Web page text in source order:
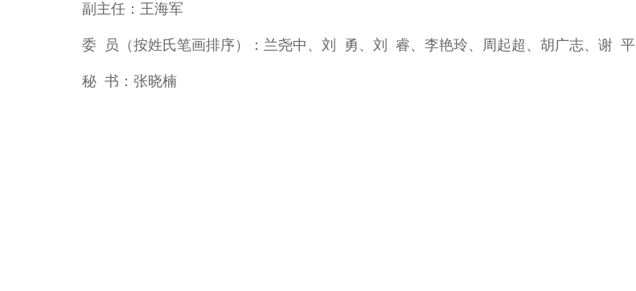
副主任 ：王海军
委 员 （按姓氏笔画排序）：兰尧中、刘 勇、刘 睿、李艳玲、周起超、胡广志、谢 平
秘 书 ：张晓楠